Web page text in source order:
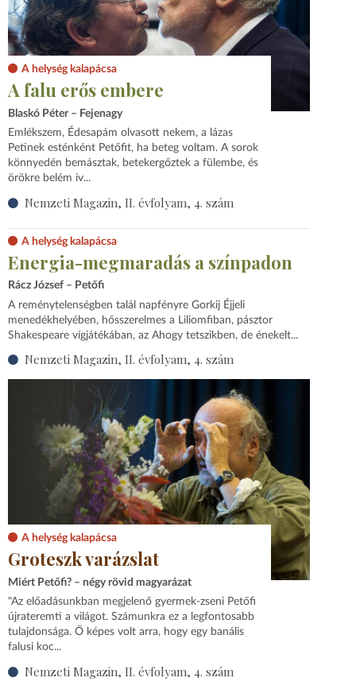
A helység kalapácsa
A falu erős embere
Blaskó Péter – Fejenagy
Emlékszem, Édesapám olvasott nekem, a lázas
Petinek esténként Petőfit, ha beteg voltam. A sorok
könnyedén bemásztak, betekergőztek a fülembe, és
örökre belém iv...
Nemzeti Magazin, II. évfolyam, 4. szám
A helység kalapácsa
Energia-megmaradás a színpadon
Rácz József – Petőfi
A reménytelenségben talál napfényre Gorkij Éjjeli
menedékhelyében, hősszerelmes a Liliomfiban, pásztor
Shakespeare vígjátékában, az Ahogy tetszikben, de énekelt...
Nemzeti Magazin, II. évfolyam, 4. szám
A helység kalapácsa
Groteszk varázslat
Miért Petőfi? – négy rövid magyarázat
"Az előadásunkban megjelenő gyermek-zseni Petőfi
újrateremti a világot. Számunkra ez a legfontosabb
tulajdonsága. Ő képes volt arra, hogy egy banális
falusi koc...
Nemzeti Magazin, II. évfolyam, 4. szám